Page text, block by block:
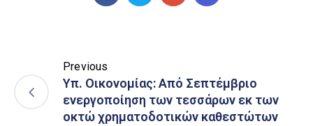
Previous
Υπ. Οικονομίας: Από Σεπτέμβριο
ενεργοποίηση των τεσσάρων εκ των
οκτώ χρηματοδοτικών καθεστώτων